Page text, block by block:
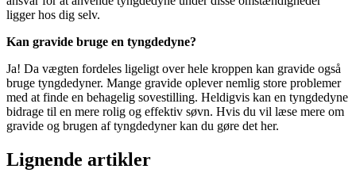
ligger hos dig selv.
Kan gravide bruge en tyngdedyne?
Ja! Da vægten fordeles ligeligt over hele kroppen kan gravide også
bruge tyngdedyner. Mange gravide oplever nemlig store problemer
med at finde en behagelig sovestilling. Heldigvis kan en tyngdedyne
bidrage til en mere rolig og effektiv søvn. Hvis du vil læse mere om
gravide og brugen af tyngdedyner kan du gøre det her.
Lignende artikler